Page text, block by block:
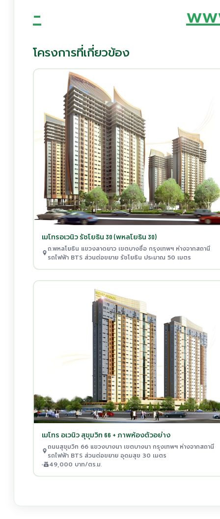
-
โครงการที่เกี่ยวข้อง
เมโทรอเวนิว รัชโยธิน 30 (พหลโยธิน 30)
ถ.พหลโยธิน แขวงลาดยาว เขตบางซื่อ กรุงเทพฯ ห่างจากสถานี
รถไฟฟ้า BTS ส่วนต่อขยาย รัชโยธิน ประมาณ 50 เมตร
เมโทร อเวนิว สุขุมวิท 66 + ภาพห้องตัวอย่าง
ถนนสุขุมวิท 66 แขวงบางนา เขตบางนา กรุงเทพฯ ห่างจากสถานี
รถไฟฟ้า BTS ส่วนต่อขยาย อุดมสุข 30 เมตร
49,000 บาท/ตร.ม.